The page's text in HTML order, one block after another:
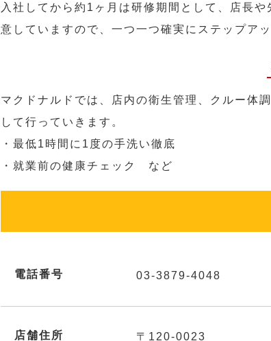
入社してから約1ヶ月は研修期間として、店長
意していますので、一つ一つ確実にステップア
マクドナルドでは、店内の衛生管理、クルー体
して行っていきます。
・最低1時間に1度の手洗い徹底
・就業前の健康チェック など
電話番号 03-3879-4048
店舗住所 〒120-0023